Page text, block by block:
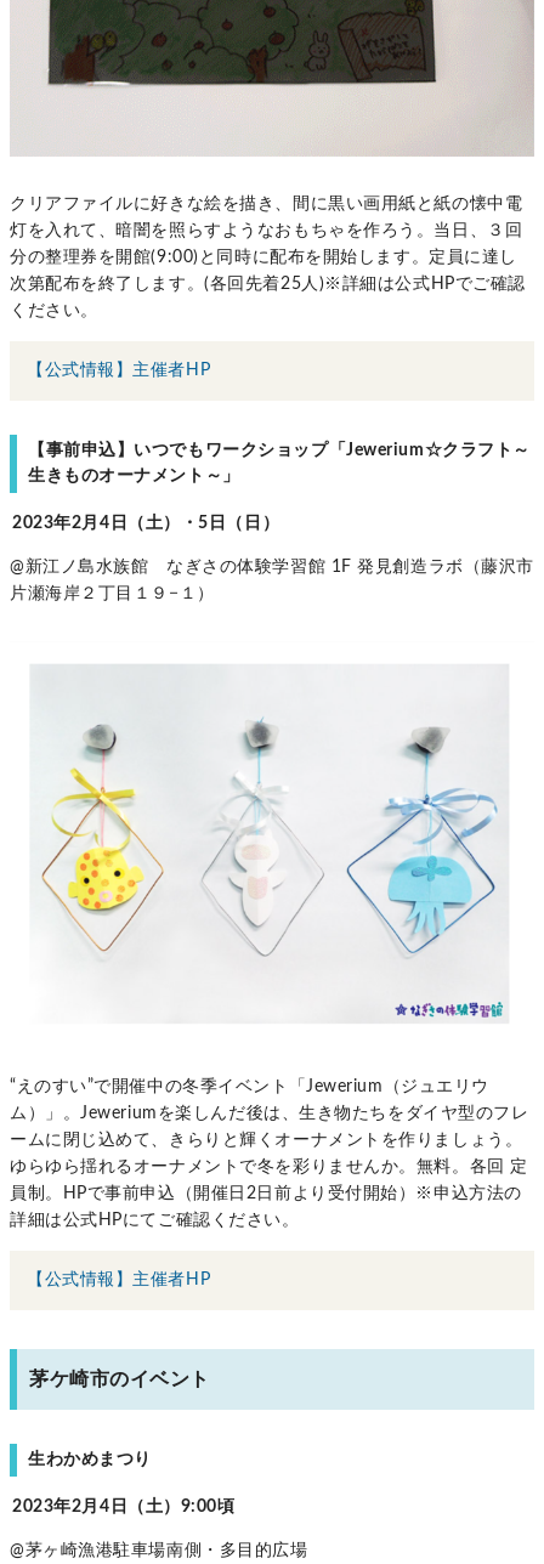
クリアファイルに好きな絵を描き、間に黒い画用紙と紙の懐中電
灯を入れて、暗闇を照らすようなおもちゃを作ろう。当日、３回
分の整理券を開館(9:00)と同時に配布を開始します。定員に達し
次第配布を終了します。(各回先着25人)※詳細は公式HPでご確認
ください。
【公式情報】主催者HP
【事前申込】いつでもワークショップ「Jewerium☆クラフト～
生きものオーナメント～」
2023年2月4日（土）・5日（日）
@新江ノ島水族館 なぎさの体験学習館 1F 発見創造ラボ（藤沢市
片瀬海岸２丁目１９−１）
“えのすい”で開催中の冬季イベント「Jewerium（ジュエリウ
ム）」。Jeweriumを楽しんだ後は、生き物たちをダイヤ型のフレ
ームに閉じ込めて、きらりと輝くオーナメントを作りましょう。
ゆらゆら揺れるオーナメントで冬を彩りませんか。無料。各回 定
員制。HPで事前申込（開催日2日前より受付開始）※申込方法の
詳細は公式HPにてご確認ください。
【公式情報】主催者HP
茅ケ崎市のイベント
生わかめまつり
2023年2月4日（土）9:00頃
@茅ヶ崎漁港駐車場南側・多目的広場